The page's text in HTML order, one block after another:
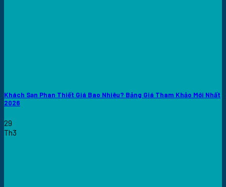
Khách Sạn Phan Thiết Giá Bao Nhiêu? Bảng Giá Tham Khảo Mới Nhất
2026
29
Th3